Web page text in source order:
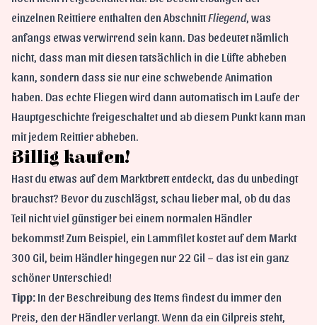
einzelnen Reittiere enthalten den AbschnittFliegend, was
anfangs etwas verwirrend sein kann. Das bedeutet nämlich
nicht, dass man mit diesen tatsächlich in die Lüfte abheben
kann, sondern dass sie nur eine schwebende Animation
haben. Das echte Fliegen wird dann automatisch im Laufe der
Hauptgeschichte freigeschaltet und ab diesem Punkt kann man
mit jedem Reittier abheben.
Billig kaufen!
Hast du etwas auf dem Marktbrett entdeckt, das du unbedingt
brauchst? Bevor du zuschlägst, schau lieber mal, ob du das
Teil nicht viel günstiger bei einem normalen Händler
bekommst! Zum Beispiel, ein Lammfilet kostet auf dem Markt
300 Gil, beim Händler hingegen nur 22 Gil – das ist ein ganz
schöner Unterschied!
Tipp: In der Beschreibung des Items findest du immer den
Preis, den der Händler verlangt. Wenn da ein Gilpreis steht,